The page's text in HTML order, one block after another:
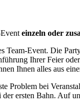
einzeln oder
Team-Event. Die
Ihrer Feier
Ihnen alles aus
Problem bei
ersten Bahn.